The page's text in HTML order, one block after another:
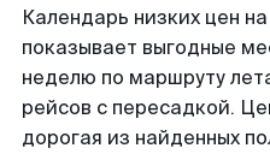
Календарь низких цен
показывает выгодные
неделю по маршруту
рейсов с пересадкой.
дорогая из найденных